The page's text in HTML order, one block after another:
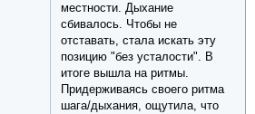
местности. Дыхание
сбивалось. Чтобы не
отставать, стала искать эту
позицию "без усталости". В
итоге вышла на ритмы.
Придерживаясь своего ритма
шага/дыхания, ощутила, что